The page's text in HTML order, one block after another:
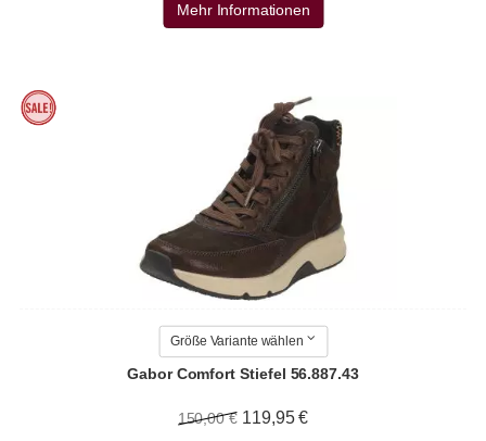
Mehr Informationen
Größe Variante wählen
Gabor Comfort Stiefel 56.887.43
150,00 € 119,95 €